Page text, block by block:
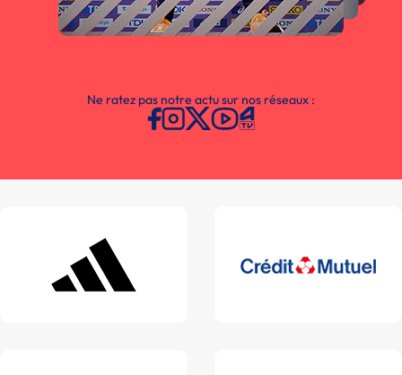
Ne ratez pas notre actu sur nos réseaux :